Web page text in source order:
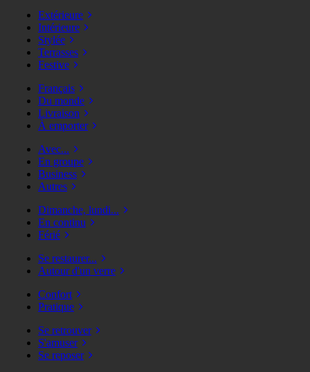
Extérieure
Intérieure
Stylée
Terrasses
Festive
Français
Du monde
Livraison
À emporter
Avec...
En groupe
Business
Autres
Dimanche, lundi...
En continu
Férié
Se restaurer...
Autour d'un verre
Confort
Pratique
Se retrouver
S'amuser
Se reposer